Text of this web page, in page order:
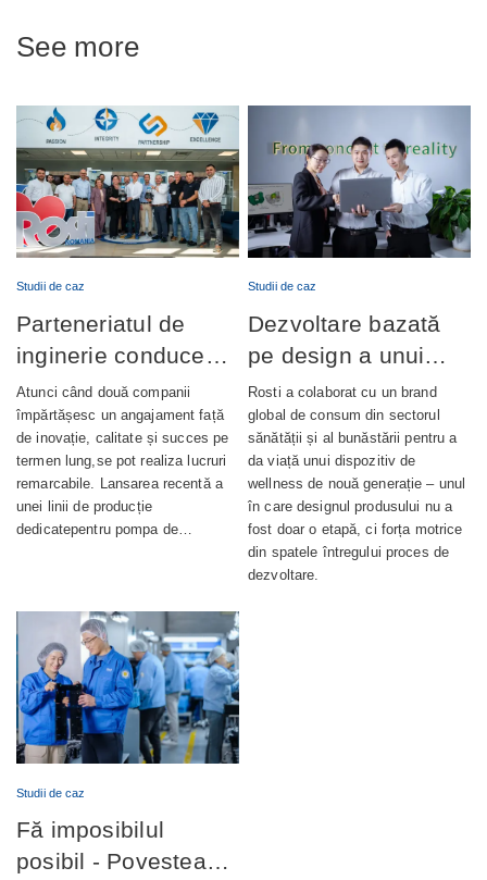
See more
Studii de caz
Parteneriatul de
inginerie conduce
lansarea cu succes
a producției de
pompe de ungere
automată
Atunci când două companii
împărtășesc un angajament față
de inovație, calitate și succes pe
termen lung,se pot realiza lucruri
remarcabile. Lansarea recentă a
unei linii de producție
dedicatepentru pompa de…
Studii de caz
Dezvoltare bazată
pe design a unui
dispozitiv de
wellness complet
integrat
Rosti a colaborat cu un brand
global de consum din sectorul
sănătății și al bunăstării pentru a
da viață unui dispozitiv de
wellness de nouă generație – unul
în care designul produsului nu a
fost doar o etapă, ci forța motrice
din spatele întregului proces de
dezvoltare.
Studii de caz
Fă imposibilul
posibil - Povestea